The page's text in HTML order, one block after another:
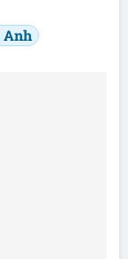
Anh